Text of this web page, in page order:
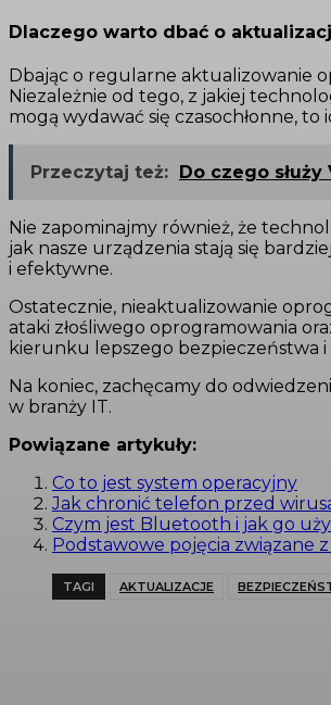
Dlaczego warto dbać o
Dbając o regularne aktualizowanie
Niezależnie od tego, z jakiej
mogą wydawać się czasochłonne,
Przeczytaj też: Do czego służy
Nie zapominajmy również, że
jak nasze urządzenia stają się
i efektywne.
Ostatecznie, nieaktualizowanie
ataki złośliwego oprogramowania
kierunku lepszego bezpieczeństwa i
Na koniec, zachęcamy do
w branży IT.
Powiązane artykuły:
Co to jest system operacyjny
Jak chronić telefon przed
Czym jest Bluetooth i jak go
Podstawowe pojęcia związane
TAGI AKTUALIZACJE